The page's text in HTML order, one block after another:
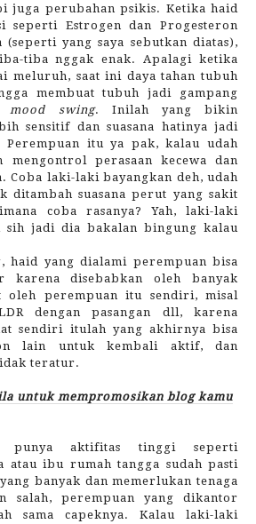
juga perubahan psikis. Ketika haid
seperti Estrogen dan Progesteron
yang saya sebutkan diatas),
tiba nggak enak. Apalagi ketika
meluruh, saat ini daya tahan tubuh
membuat tubuh jadi gampang
mood swing. Inilah yang bikin
sensitif dan suasana hatinya jadi
Perempuan itu ya pak, kalau udah
mengontrol perasaan kecewa dan
Coba laki-laki bayangkan deh, udah
ditambah suasana perut yang sakit
coba rasanya? Yah, laki-laki
sih jadi dia bakalan bingung kalau
haid yang dialami perempuan bisa
karena disebabkan oleh banyak
oleh perempuan itu sendiri, misal
dengan pasangan dll, karena
sendiri itulah yang akhirnya bisa
lain untuk kembali aktif, dan
teratur.
untuk mempromosikan blog kamu
punya aktifitas tinggi seperti
atau ibu rumah tangga sudah pasti
banyak dan memerlukan tenaga
salah, perempuan yang dikantor
sama capeknya. Kalau laki-laki